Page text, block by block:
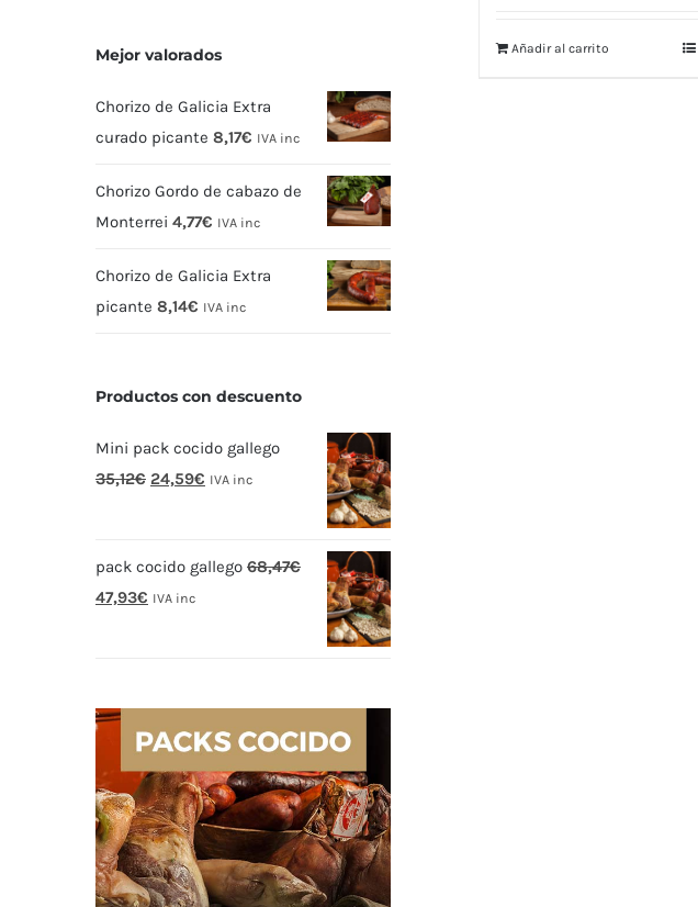
Añadir al carrito
Mejor valorados
Chorizo de Galicia Extra
curado picante 8,17€ IVA inc
Chorizo Gordo de cabazo de
Monterrei 4,77€ IVA inc
Chorizo de Galicia Extra
picante 8,14€ IVA inc
Productos con descuento
Mini pack cocido gallego
35,12€ El
era:
35,12€.
24,59€ El
es:
IVA inc
pack cocido gallego 68,47€
El
68,47€.
47,93€ El
IVA inc